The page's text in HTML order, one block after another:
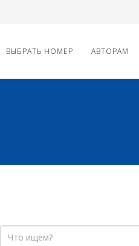
ВЫБРАТЬ НОМЕР АВТОРАМ